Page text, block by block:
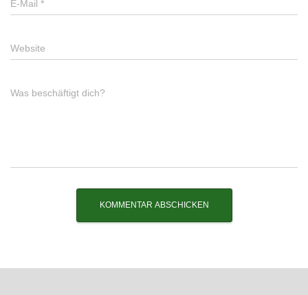
E-Mail *
Website
Was beschäftigt dich?